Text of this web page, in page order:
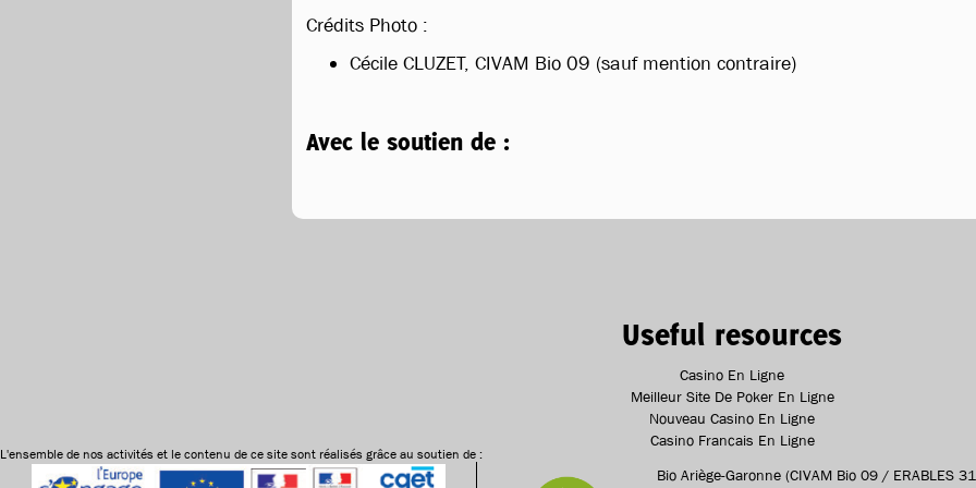
Crédits Photo :
Cécile CLUZET, CIVAM Bio 09 (sauf mention contraire)
Avec le soutien de :
Useful resources
Casino En Ligne
Meilleur Site De Poker En Ligne
Nouveau Casino En Ligne
Casino Francais En Ligne
L'ensemble de nos activités et le contenu de ce site sont réalisés grâce au soutien de :
Bio Ariège-Garonne (CIVAM Bio 09 / ERABLES